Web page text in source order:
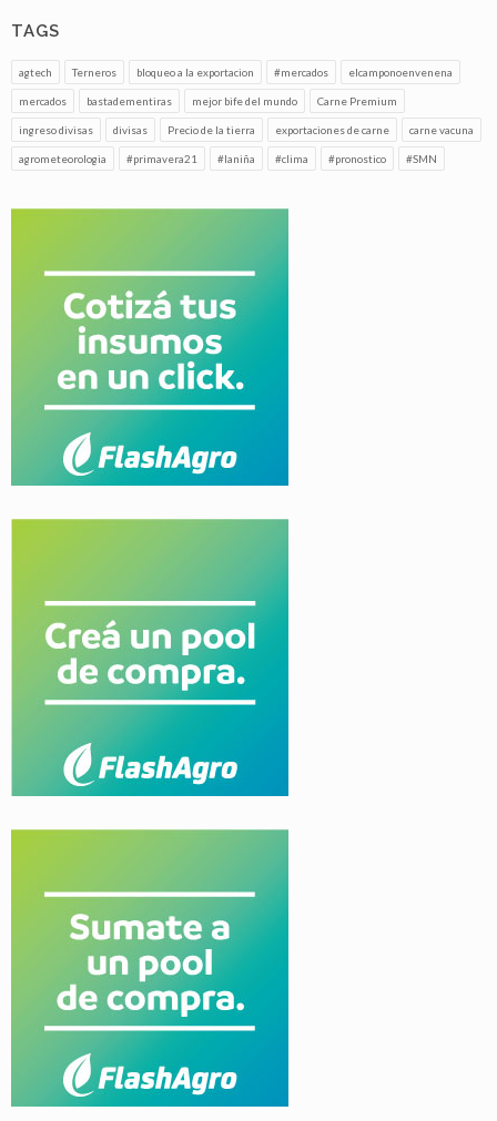
TAGS
agtech Terneros bloqueo a la exportacion #mercados elcamponoenvenena
mercados bastadementiras mejor bife del mundo Carne Premium
ingreso divisas divisas Precio de la tierra exportaciones de carne carne vacuna
agrometeorologia #primavera21 #laniña #clima #pronostico #SMN